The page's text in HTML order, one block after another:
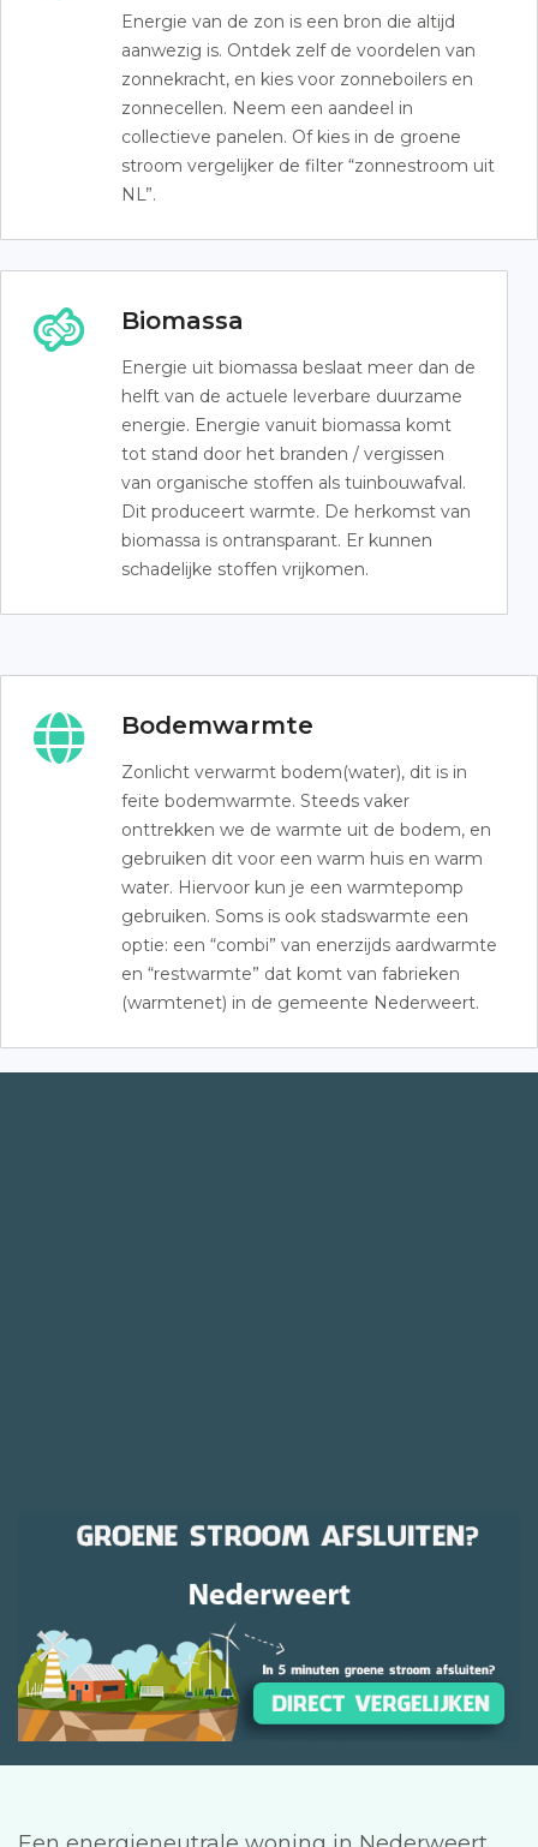
Energie van de zon is een bron die altijd
aanwezig is. Ontdek zelf de voordelen van
zonnekracht, en kies voor zonneboilers en
zonnecellen. Neem een aandeel in
collectieve panelen. Of kies in de groene
stroom vergelijker de filter “zonnestroom uit
NL”.
Biomassa
Energie uit biomassa beslaat meer dan de
helft van de actuele leverbare duurzame
energie. Energie vanuit biomassa komt
tot stand door het branden / vergissen
van organische stoffen als tuinbouwafval.
Dit produceert warmte. De herkomst van
biomassa is ontransparant. Er kunnen
schadelijke stoffen vrijkomen.
Bodemwarmte
Zonlicht verwarmt bodem(water), dit is in
feite bodemwarmte. Steeds vaker
onttrekken we de warmte uit de bodem, en
gebruiken dit voor een warm huis en warm
water. Hiervoor kun je een warmtepomp
gebruiken. Soms is ook stadswarmte een
optie: een “combi” van enerzijds aardwarmte
en “restwarmte” dat komt van fabrieken
(warmtenet) in de gemeente Nederweert.